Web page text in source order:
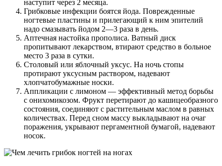
наступит через 2 месяца.
Грибковые инфекции боятся йода. Поврежденные
ногтевые пластины и прилегающий к ним эпителий
надо смазывать йодом 2—3 раза в день.
Аптечная настойка прополиса. Ватный диск
пропитывают лекарством, втирают средство в больное
место 3 раза в сутки.
Столовый или яблочный уксус. На ночь стопы
протирают уксусным раствором, надевают
хлопчатобумажные носки.
Аппликации с лимоном — эффективный метод борьбы
с онихомикозом. Фрукт перетирают до кашицеобразного
состояния, соединяют с растительным маслом в равных
количествах. Перед сном массу выкладывают на очаг
поражения, укрывают пергаментной бумагой, надевают
носок.